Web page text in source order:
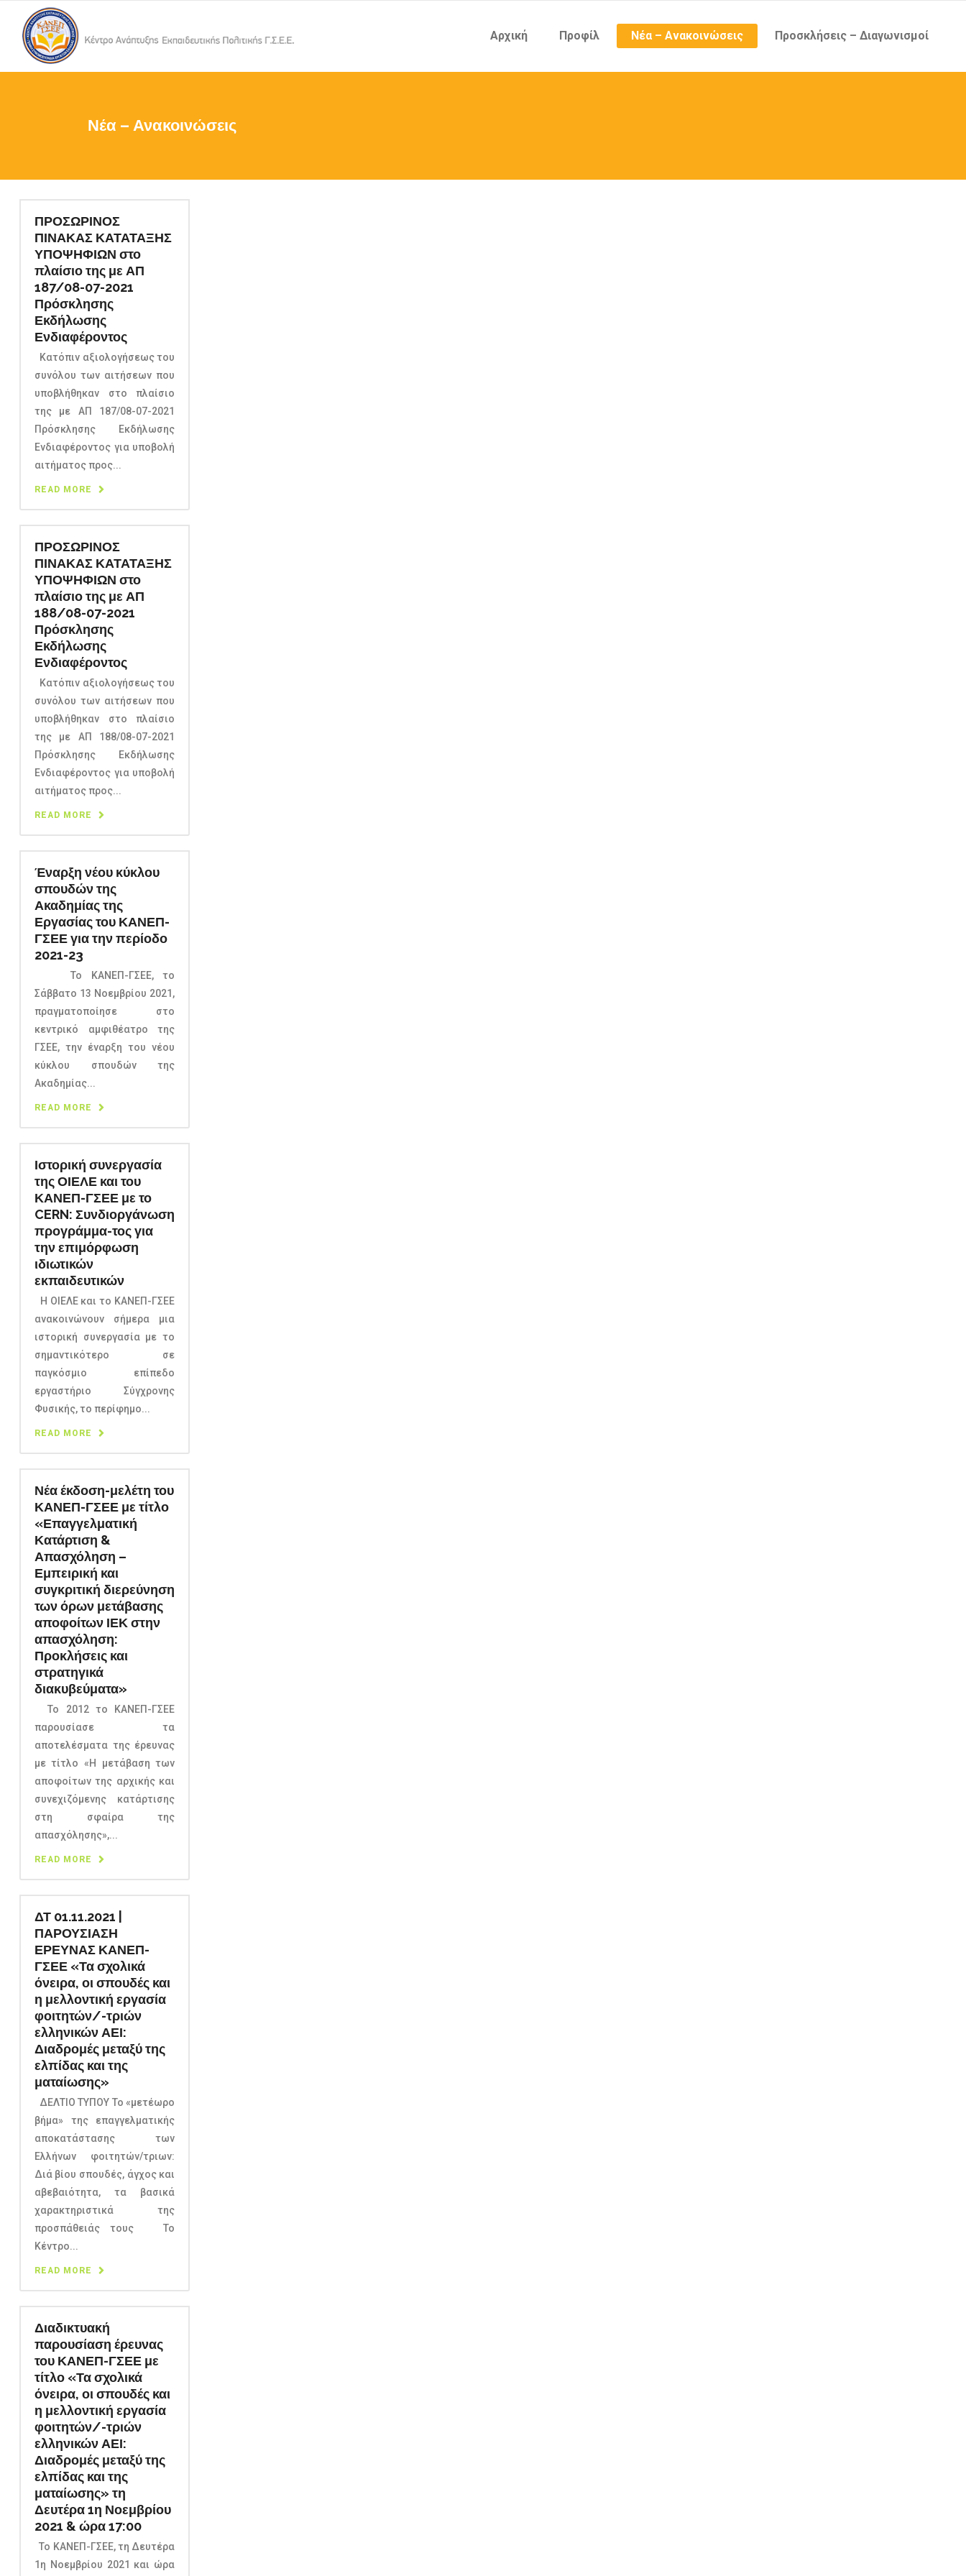
Αρχική Προφίλ Νέα – Ανακοινώσεις Προσκλήσεις – Διαγωνισμοί
Νέα – Ανακοινώσεις
ΠΡΟΣΩΡΙΝΟΣ
ΠΙΝΑΚΑΣ ΚΑΤΑΤΑΞΗΣ
ΥΠΟΨΗΦΙΩΝ στο
πλαίσιο της με ΑΠ
187/08-07-2021
Πρόσκλησης
Εκδήλωσης
Ενδιαφέροντος
Κατόπιν αξιολογήσεως του
συνόλου των αιτήσεων που
υποβλήθηκαν στο πλαίσιο
της με ΑΠ 187/08-07-2021
Πρόσκλησης Εκδήλωσης
Ενδιαφέροντος για υποβολή
αιτήματος προς...
READ MORE
ΠΡΟΣΩΡΙΝΟΣ
ΠΙΝΑΚΑΣ ΚΑΤΑΤΑΞΗΣ
ΥΠΟΨΗΦΙΩΝ στο
πλαίσιο της με ΑΠ
188/08-07-2021
Πρόσκλησης
Εκδήλωσης
Ενδιαφέροντος
Κατόπιν αξιολογήσεως του
συνόλου των αιτήσεων που
υποβλήθηκαν στο πλαίσιο
της με ΑΠ 188/08-07-2021
Πρόσκλησης Εκδήλωσης
Ενδιαφέροντος για υποβολή
αιτήματος προς...
READ MORE
Έναρξη νέου κύκλου
σπουδών της
Ακαδημίας της
Εργασίας του ΚΑΝΕΠ-
ΓΣΕΕ για την περίοδο
2021-23
Το ΚΑΝΕΠ-ΓΣΕΕ, το
Σάββατο 13 Νοεμβρίου 2021,
πραγματοποίησε στο
κεντρικό αμφιθέατρο της
ΓΣΕΕ, την έναρξη του νέου
κύκλου σπουδών της
Ακαδημίας...
READ MORE
Ιστορική συνεργασία
της ΟΙΕΛΕ και του
ΚΑΝΕΠ-ΓΣΕΕ με το
CERN: Συνδιοργάνωση
προγράμμα-τος για
την επιμόρφωση
ιδιωτικών
εκπαιδευτικών
Η ΟΙΕΛΕ και το ΚΑΝΕΠ-ΓΣΕΕ
ανακοινώνουν σήμερα μια
ιστορική συνεργασία με το
σημαντικότερο σε
παγκόσμιο επίπεδο
εργαστήριο Σύγχρονης
Φυσικής, το περίφημο...
READ MORE
Νέα έκδοση-μελέτη του
ΚΑΝΕΠ-ΓΣΕΕ με τίτλο
«Επαγγελματική
Κατάρτιση &
Απασχόληση –
Εμπειρική και
συγκριτική διερεύνηση
των όρων μετάβασης
αποφοίτων ΙΕΚ στην
απασχόληση:
Προκλήσεις και
στρατηγικά
διακυβεύματα»
Το 2012 το ΚΑΝΕΠ-ΓΣΕΕ
παρουσίασε τα
αποτελέσματα της έρευνας
με τίτλο «Η μετάβαση των
αποφοίτων της αρχικής και
συνεχιζόμενης κατάρτισης
στη σφαίρα της
απασχόλησης»,...
READ MORE
ΔΤ 01.11.2021 |
ΠΑΡΟΥΣΙΑΣΗ
ΕΡΕΥΝΑΣ ΚΑΝΕΠ-
ΓΣΕΕ «Τα σχολικά
όνειρα, οι σπουδές και
η μελλοντική εργασία
φοιτητών/-τριών
ελληνικών ΑΕΙ:
Διαδρομές μεταξύ της
ελπίδας και της
ματαίωσης»
ΔΕΛΤΙΟ ΤΥΠΟΥ Το «μετέωρο
βήμα» της επαγγελματικής
αποκατάστασης των
Ελλήνων φοιτητών/τριων:
Διά βίου σπουδές, άγχος και
αβεβαιότητα, τα βασικά
χαρακτηριστικά της
προσπάθειάς τους Το
Κέντρο...
READ MORE
Διαδικτυακή
παρουσίαση έρευνας
του ΚΑΝΕΠ-ΓΣΕΕ με
τίτλο «Τα σχολικά
όνειρα, οι σπουδές και
η μελλοντική εργασία
φοιτητών/-τριών
ελληνικών ΑΕΙ:
Διαδρομές μεταξύ της
ελπίδας και της
ματαίωσης» τη
Δευτέρα 1η Νοεμβρίου
2021 & ώρα 17:00
Το ΚΑΝΕΠ-ΓΣΕΕ, τη Δευτέρα
1η Νοεμβρίου 2021 και ώρα